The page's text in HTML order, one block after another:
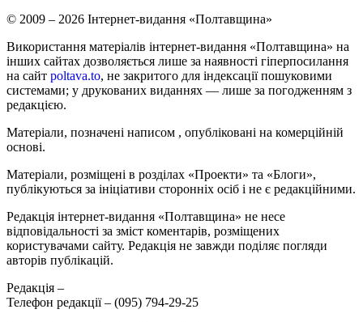
© 2009 – 2026 Інтернет-видання «Полтавщина»
Використання матеріалів інтернет-видання «Полтавщина» на
інших сайтах дозволяється лише за наявності гіперпосилання
на сайт poltava.to, не закритого для індексації пошуковими
системами; у друкованих виданнях — лише за погодженням з
редакцією.
Матеріали, позначені написом , опубліковані на комерційній
основі.
Матеріали, розміщені в розділах «Проекти» та «Блоги»,
публікуються за ініціативи сторонніх осіб і не є редакційними.
Редакція інтернет-видання «Полтавщина» не несе
відповідальності за зміст коментарів, розміщених
користувачами сайту. Редакція не завжди поділяє погляди
авторів публікацій.
Редакція –
Телефон редакції – (095) 794-29-25